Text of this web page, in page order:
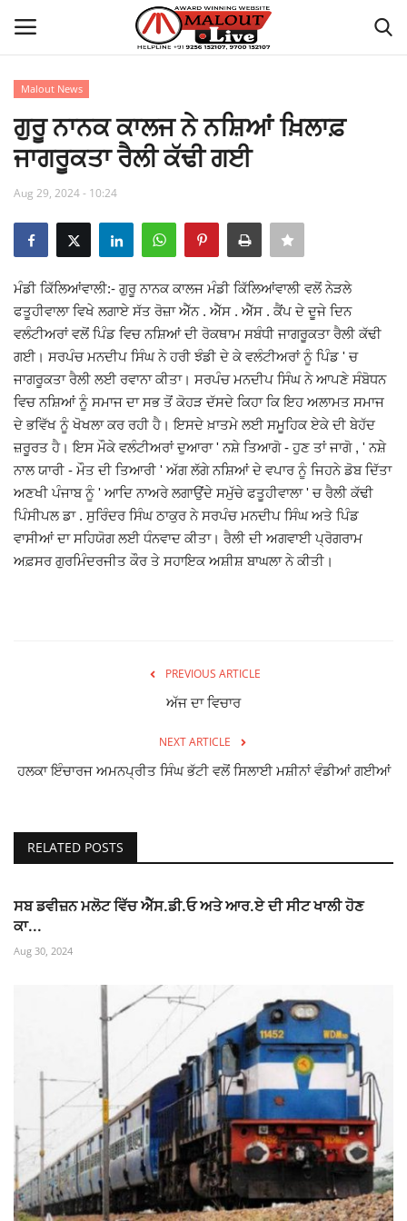
Home
How to Reach Malout
Privacy Policy
Malout News
History of Malout
Giddarbaha
Railway Time Table
Lambi
Contact Us
Malout News
ਗੁਰੂ ਨਾਨਕ ਕਾਲਜ ਨੇ ਨਸ਼ਿਆਂ ਖ਼ਿਲਾਫ਼
ਜਾਗਰੂਕਤਾ ਰੈਲੀ ਕੱਢੀ ਗਈ
Aug 29, 2024 - 10:24
ਮੰਡੀ ਕਿੱਲਿਆਂਵਾਲੀ:- ਗੁਰੂ ਨਾਨਕ ਕਾਲਜ ਮੰਡੀ ਕਿੱਲਿਆਂਵਾਲੀ ਵਲੋਂ ਨੇੜਲੇ
ਫਤੂਹੀਵਾਲਾ ਵਿਖੇ ਲਗਾਏ ਸੱਤ ਰੋਜ਼ਾ ਐੱਨ . ਐੱਸ . ਐੱਸ . ਕੈਂਪ ਦੇ ਦੂਜੇ ਦਿਨ
ਵਲੰਟੀਅਰਾਂ ਵਲੋਂ ਪਿੰਡ ਵਿਚ ਨਸ਼ਿਆਂ ਦੀ ਰੋਕਥਾਮ ਸਬੰਧੀ ਜਾਗਰੂਕਤਾ ਰੈਲੀ ਕੱਢੀ
ਗਈ। ਸਰਪੰਚ ਮਨਦੀਪ ਸਿੰਘ ਨੇ ਹਰੀ ਝੰਡੀ ਦੇ ਕੇ ਵਲੰਟੀਅਰਾਂ ਨੂੰ ਪਿੰਡ ' ਚ
ਜਾਗਰੂਕਤਾ ਰੈਲੀ ਲਈ ਰਵਾਨਾ ਕੀਤਾ। ਸਰਪੰਚ ਮਨਦੀਪ ਸਿੰਘ ਨੇ ਆਪਣੇ ਸੰਬੋਧਨ
ਵਿਚ ਨਸ਼ਿਆਂ ਨੂੰ ਸਮਾਜ ਦਾ ਸਭ ਤੋਂ ਕੋਹੜ ਦੱਸਦੇ ਕਿਹਾ ਕਿ ਇਹ ਅਲਾਮਤ ਸਮਾਜ
ਦੇ ਭਵਿੱਖ ਨੂੰ ਖੋਖਲਾ ਕਰ ਰਹੀ ਹੈ। ਇਸਦੇ ਖ਼ਾਤਮੇ ਲਈ ਸਮੂਹਿਕ ਏਕੇ ਦੀ ਬੇਹੱਦ
ਜ਼ਰੂਰਤ ਹੈ। ਇਸ ਮੌਕੇ ਵਲੰਟੀਅਰਾਂ ਦੁਆਰਾ ' ਨਸ਼ੇ ਤਿਆਗੋ - ਹੁਣ ਤਾਂ ਜਾਗੋ , ' ਨਸ਼ੇ
ਨਾਲ ਯਾਰੀ - ਮੌਤ ਦੀ ਤਿਆਰੀ ' ਅੱਗ ਲੱਗੇ ਨਸ਼ਿਆਂ ਦੇ ਵਪਾਰ ਨੂੰ ਜਿਹਨੇ ਡੋਬ ਦਿੱਤਾ
ਅਣਖੀ ਪੰਜਾਬ ਨੂੰ ' ਆਦਿ ਨਾਅਰੇ ਲਗਾਉਂਦੇ ਸਮੁੱਚੇ ਫਤੂਹੀਵਾਲਾ ' ਚ ਰੈਲੀ ਕੱਢੀ
ਪਿੰਸੀਪਲ ਡਾ . ਸੁਰਿੰਦਰ ਸਿੰਘ ਠਾਕੁਰ ਨੇ ਸਰਪੰਚ ਮਨਦੀਪ ਸਿੰਘ ਅਤੇ ਪਿੰਡ
ਵਾਸੀਆਂ ਦਾ ਸਹਿਯੋਗ ਲਈ ਧੰਨਵਾਦ ਕੀਤਾ। ਰੈਲੀ ਦੀ ਅਗਵਾਈ ਪ੍ਰੋਗਰਾਮ
ਅਫ਼ਸਰ ਗੁਰਮਿੰਦਰਜੀਤ ਕੌਰ ਤੇ ਸਹਾਇਕ ਅਸ਼ੀਸ਼ ਬਾਘਲਾ ਨੇ ਕੀਤੀ।
PREVIOUS ARTICLE
ਅੱਜ ਦਾ ਵਿਚਾਰ
NEXT ARTICLE
ਹਲਕਾ ਇੰਚਾਰਜ ਅਮਨਪ੍ਰੀਤ ਸਿੰਘ ਭੱਟੀ ਵਲੋਂ ਸਿਲਾਈ ਮਸ਼ੀਨਾਂ ਵੰਡੀਆਂ ਗਈਆਂ
RELATED POSTS
ਸਬ ਡਵੀਜ਼ਨ ਮਲੋਟ ਵਿੱਚ ਐੱਸ.ਡੀ.ਓ ਅਤੇ ਆਰ.ਏ ਦੀ ਸੀਟ ਖਾਲੀ ਹੋਣ
ਕਾ...
Aug 30, 2024